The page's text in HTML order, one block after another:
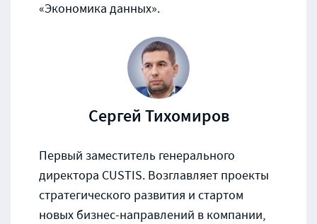
«Экономика данных».
Сергей Тихомиров
Первый заместитель генерального
директора CUSTIS. Возглавляет проекты
стратегического развития и стартом
новых бизнес-направлений в компании,